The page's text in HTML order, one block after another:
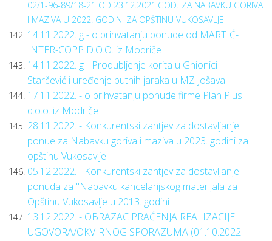
02/1-96-89/18-21 OD 23.12.2021.GOD. ZA NABAVKU GORIVA
I MAZIVA U 2022. GODINI ZA OPŠTINU VUKOSAVLJE
14.11.2022. g - o prihvatanju ponude od MARTIĆ-
INTER-COPP D.O.O. iz Modriče
14.11.2022. g - Produbljenje korita u Gnionici -
Starčević i uređenje putnih jaraka u MZ Jošava
17.11.2022. - o prihvatanju ponude firme Plan Plus
d.o.o. iz Modriče
28.11.2022. - Konkurentski zahtjev za dostavljanje
ponue za Nabavku goriva i maziva u 2023. godini za
opštinu Vukosavlje
05.12.2022. - Konkurentski zahtjev za dostavljanje
ponuda za "Nabavku kancelarijskog materijala za
Opštinu Vukosavlje u 2013. godini
13.12.2022. - OBRAZAC PRAĆENJA REALIZACIJE
UGOVORA/OKVIRNOG SPORAZUMA (01.10.2022 -